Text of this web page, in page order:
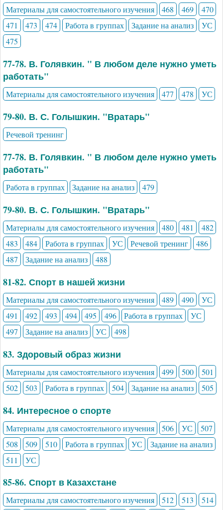
Материалы для самостоятельного изучения 468 469
470
471
473 474 Работа в группах Задание на анализ
УС
475
77-78. В. Голявкин. " В любом деле нужно уметь
работать"
Материалы для самостоятельного изучения 477 478 УС
79-80. В. С. Голышкин. "Вратарь"
Речевой тренинг
77-78. В. Голявкин. " В любом деле нужно уметь
работать"
Работа в группах Задание на анализ 479
79-80. В. С. Голышкин. "Вратарь"
Материалы для самостоятельного изучения 480 481
482
483
484 Работа в группах УС Речевой тренинг
486
487
Задание на анализ 488
81-82. Спорт в нашей жизни
Материалы для самостоятельного изучения 489 490
УС
491
492 493 494 495 496 Работа в группах
УС
497
Задание на анализ УС 498
83. Здоровый образ жизни
Материалы для самостоятельного изучения 499 500
501
502
503 Работа в группах 504 Задание на анализ 505
84. Интересное о спорте
Материалы для самостоятельного изучения 506 УС
507
508
509 510 Работа в группах УС
Задание на анализ
511
УС
85-86. Спорт в Казахстане
Материалы для самостоятельного изучения 512 513
514